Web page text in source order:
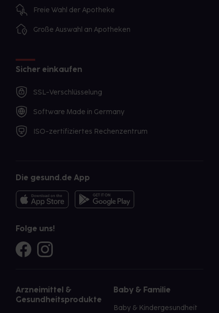
Freie Wahl der Apotheke
Große Auswahl an Apotheken
Sicher einkaufen
SSL-Verschlüsselung
Software Made in Germany
ISO-zertifiziertes Rechenzentrum
Die gesund.de App
Folge uns!
Arzneimittel &
Gesundheitsprodukte
Baby & Familie
Baby & Kindergesundheit